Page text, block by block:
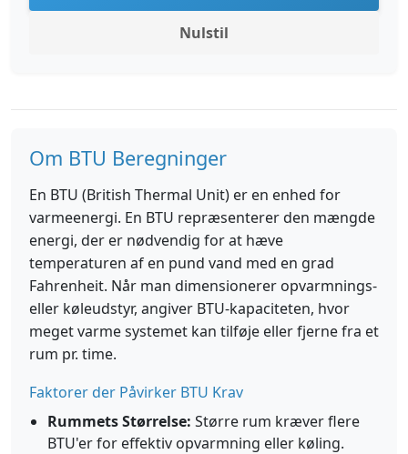
Nulstil
Om BTU Beregninger
En BTU (British Thermal Unit) er en enhed for
varmeenergi. En BTU repræsenterer den mængde
energi, der er nødvendig for at hæve
temperaturen af en pund vand med en grad
Fahrenheit. Når man dimensionerer opvarmnings-
eller køleudstyr, angiver BTU-kapaciteten, hvor
meget varme systemet kan tilføje eller fjerne fra et
rum pr. time.
Faktorer der Påvirker BTU Krav
Rummets Størrelse: Større rum kræver flere
BTU'er for effektiv opvarmning eller køling.